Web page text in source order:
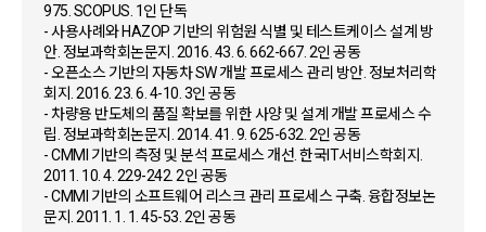
975. SCOPUS. 1인 단독
- 사용사례와 HAZOP 기반의 위험원 식별 및 테스트케이스 설계 방
안. 정보과학회논문지. 2016. 43. 6. 662-667. 2인 공동
- 오픈소스 기반의 자동차 SW 개발 프로세스 관리 방안. 정보처리학
회지. 2016. 23. 6. 4-10. 3인 공동
- 차량용 반도체의 품질 확보를 위한 사양 및 설계 개발 프로세스 수
립. 정보과학회논문지. 2014. 41. 9. 625-632. 2인 공동
- CMMI 기반의 측정 및 분석 프로세스 개선. 한국IT서비스학회지.
2011. 10. 4. 229-242. 2인 공동
- CMMI 기반의 소프트웨어 리스크 관리 프로세스 구축. 융합정보논
문지. 2011. 1. 1. 45-53. 2인 공동